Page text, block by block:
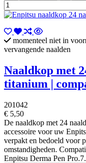
momenteel niet in
vervangende naalden
Naaldkop met
titanium |
201042
€ 5,50
De naaldkop met 24
accessoire voor uw
verpakt en bedoeld voor
omstandigheden.
Enpitsu Derma Pen